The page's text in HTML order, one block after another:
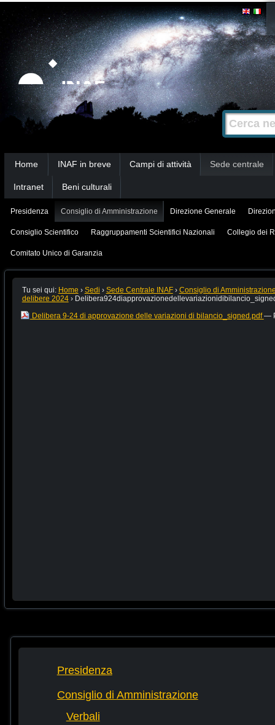
Strumenti
personali
Salta
contenuti.
|
Salta
alla
navigazione
Cerca nel
Ricerca
avanzata…
Home INAF in breve Campi di attività Sede centrale
Intranet Beni culturali
Presidenza Consiglio di Amministrazione Direzione Generale
Consiglio Scientifico Raggruppamenti Scientifici Nazionali Collegio dei
Comitato Unico di Garanzia
Tu sei qui: Home › Sedi › Sede Centrale INAF › Consiglio di
delibere 2024 ›
Delibera 9-24 di approvazione delle variazioni di bilancio_signed.pdf—
Presidenza
Consiglio di Amministrazione
Verbali